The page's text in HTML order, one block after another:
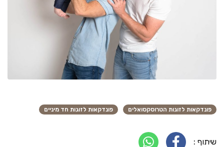
פונדקאות לזוגות הטרוסקסואלים פונדקאות לזוגות חד מיניים
שיתוף :